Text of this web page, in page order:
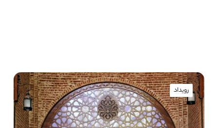
رویداد